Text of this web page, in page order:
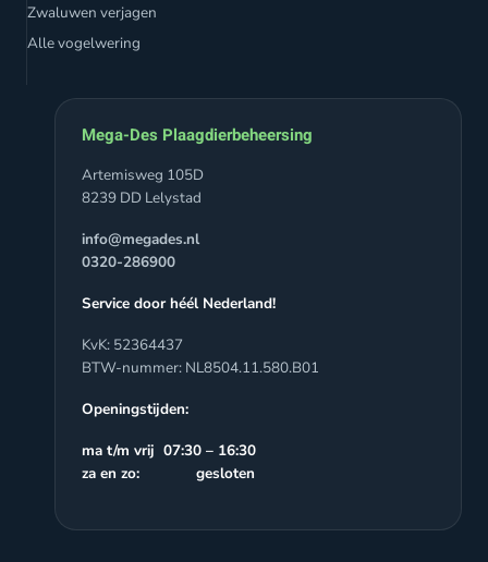
Zwaluwen verjagen
Alle vogelwering
Mega-Des Plaagdierbeheersing
Artemisweg 105D
8239 DD Lelystad
info@megades.nl
0320-286900
Service door héél Nederland!
KvK: 52364437
BTW-nummer: NL8504.11.580.B01
Openingstijden:
ma t/m vrij 07:30 – 16:30
za en zo: gesloten